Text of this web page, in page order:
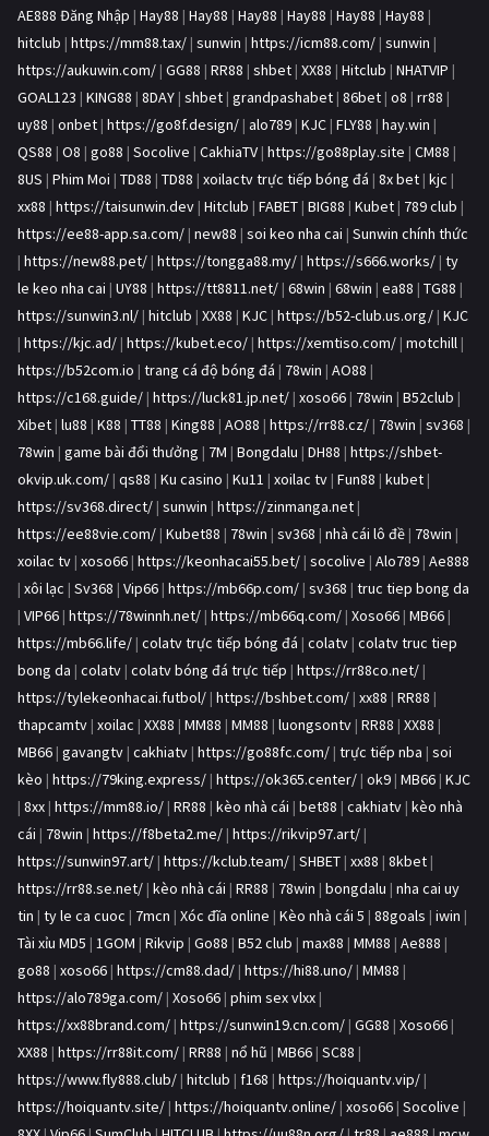
AE888 Đăng Nhập | Hay88 | Hay88 | Hay88 | Hay88 | Hay88 | Hay88 |
hitclub | https://mm88.tax/ | sunwin | https://icm88.com/ | sunwin |
https://aukuwin.com/ | GG88 | RR88 | shbet | XX88 | Hitclub | NHATVIP |
GOAL123 | KING88 | 8DAY | shbet | grandpashabet | 86bet | o8 | rr88 |
uy88 | onbet | https://go8f.design/ | alo789 | KJC | FLY88 | hay.win |
QS88 | O8 | go88 | Socolive | CakhiaTV | https://go88play.site | CM88 |
8US | Phim Moi | TD88 | TD88 | xoilactv trực tiếp bóng đá | 8x bet | kjc |
xx88 | https://taisunwin.dev | Hitclub | FABET | BIG88 | Kubet | 789 club |
https://ee88-app.sa.com/ | new88 | soi keo nha cai | Sunwin chính thức
| https://new88.pet/ | https://tongga88.my/ | https://s666.works/ | ty
le keo nha cai | UY88 | https://tt8811.net/ | 68win | 68win | ea88 | TG88 |
https://sunwin3.nl/ | hitclub | XX88 | KJC | https://b52-club.us.org/ | KJC
| https://kjc.ad/ | https://kubet.eco/ | https://xemtiso.com/ | motchill |
https://b52com.io | trang cá độ bóng đá | 78win | AO88 |
https://c168.guide/ | https://luck81.jp.net/ | xoso66 | 78win | B52club |
Xibet | lu88 | K88 | TT88 | King88 | AO88 | https://rr88.cz/ | 78win | sv368 |
78win | game bài đổi thưởng | 7M | Bongdalu | DH88 | https://shbet-
okvip.uk.com/ | qs88 | Ku casino | Ku11 | xoilac tv | Fun88 | kubet |
https://sv368.direct/ | sunwin | https://zinmanga.net |
https://ee88vie.com/ | Kubet88 | 78win | sv368 | nhà cái lô đề | 78win |
xoilac tv | xoso66 | https://keonhacai55.bet/ | socolive | Alo789 | Ae888
| xôi lạc | Sv368 | Vip66 | https://mb66p.com/ | sv368 | truc tiep bong da
| VIP66 | https://78winnh.net/ | https://mb66q.com/ | Xoso66 | MB66 |
https://mb66.life/ | colatv trực tiếp bóng đá | colatv | colatv truc tiep
bong da | colatv | colatv bóng đá trực tiếp | https://rr88co.net/ |
https://tylekeonhacai.futbol/ | https://bshbet.com/ | xx88 | RR88 |
thapcamtv | xoilac | XX88 | MM88 | MM88 | luongsontv | RR88 | XX88 |
MB66 | gavangtv | cakhiatv | https://go88fc.com/ | trực tiếp nba | soi
kèo | https://79king.express/ | https://ok365.center/ | ok9 | MB66 | KJC
| 8xx | https://mm88.io/ | RR88 | kèo nhà cái | bet88 | cakhiatv | kèo nhà
cái | 78win | https://f8beta2.me/ | https://rikvip97.art/ |
https://sunwin97.art/ | https://kclub.team/ | SHBET | xx88 | 8kbet |
https://rr88.se.net/ | kèo nhà cái | RR88 | 78win | bongdalu | nha cai uy
tin | ty le ca cuoc | 7mcn | Xóc đĩa online | Kèo nhà cái 5 | 88goals | iwin |
Tài xỉu MD5 | 1GOM | Rikvip | Go88 | B52 club | max88 | MM88 | Ae888 |
go88 | xoso66 | https://cm88.dad/ | https://hi88.uno/ | MM88 |
https://alo789ga.com/ | Xoso66 | phim sex vlxx |
https://xx88brand.com/ | https://sunwin19.cn.com/ | GG88 | Xoso66 |
XX88 | https://rr88it.com/ | RR88 | nổ hũ | MB66 | SC88 |
https://www.fly888.club/ | hitclub | f168 | https://hoiquantv.vip/ |
https://hoiquantv.site/ | https://hoiquantv.online/ | xoso66 | Socolive |